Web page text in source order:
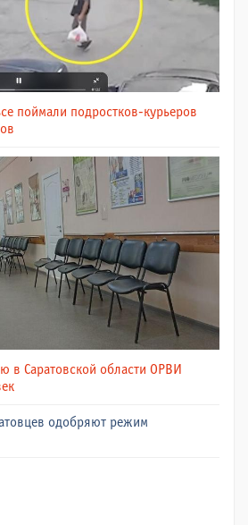
поймали подростков-курьеров
в Саратовской области ОРВИ
одобряют режим